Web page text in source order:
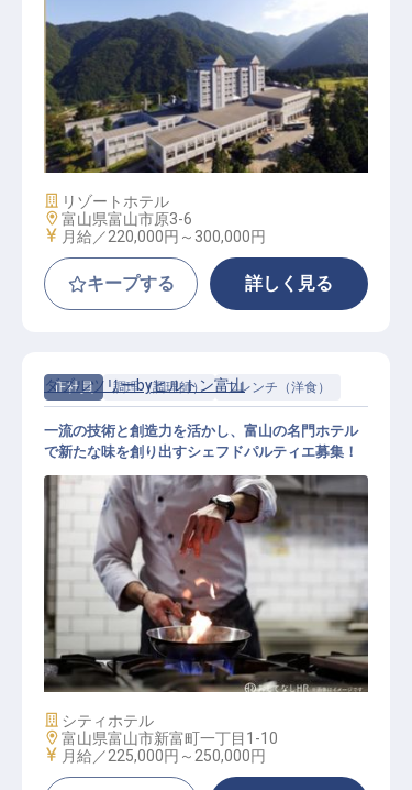
総務・経理事務
施設業態
リゾートホテル
勤務地
富山県富山市原3-6
給与
月給／220,000円～ 300,000円
キープする 詳しく見る
正社員 調理（調理師） フレンチ（洋食）
シェフドパルティエ（西洋料理）
ダブルツリーbyヒルトン富山
一流の技術と創造力を活かし、富山の名門ホテル
で新たな味を創り出すシェフドパルティエ募集！
施設業態
シティホテル
勤務地
富山県富山市新富町一丁目1-10
給与
月給／225,000円～ 250,000円